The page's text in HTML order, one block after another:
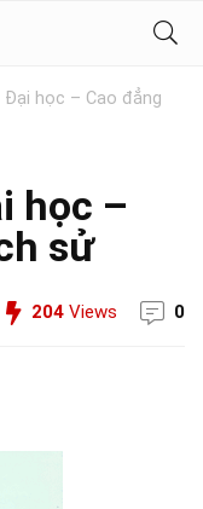
Đại học – Cao đẳng
học –
sử
204 Views 0